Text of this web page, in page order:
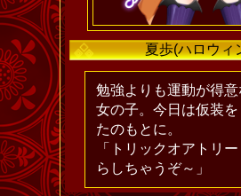
夏歩(ハロウィ
勉強よりも運動が得
女の子。今日は仮装
たのもとに。
「トリックオアトリ
らしちゃうぞ～」